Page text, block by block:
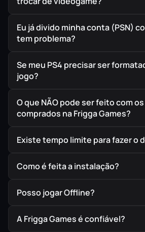
Eu já divido minha conta (PSN)
tem problema?
Se meu PS4 precisar ser
jogo?
O que NÃO pode ser feito com
comprados na Frigga Games?
Existe tempo limite para fazer o
Como é feita a instalação?
Posso jogar Offline?
A Frigga Games é confiável?